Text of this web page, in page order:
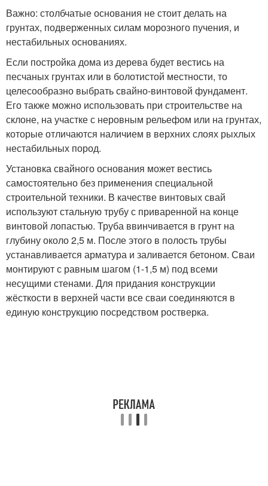
Важно: столбчатые основания не стоит делать на
грунтах, подверженных силам морозного пучения, и
нестабильных основаниях.
Если постройка дома из дерева будет вестись на
песчаных грунтах или в болотистой местности, то
целесообразно выбрать свайно-винтовой фундамент.
Его также можно использовать при строительстве на
склоне, на участке с неровным рельефом или на грунтах,
которые отличаются наличием в верхних слоях рыхлых
нестабильных пород.
Установка свайного основания может вестись
самостоятельно без применения специальной
строительной техники. В качестве винтовых свай
используют стальную трубу с приваренной на конце
винтовой лопастью. Труба ввинчивается в грунт на
глубину около 2,5 м. После этого в полость трубы
устанавливается арматура и заливается бетоном. Сваи
монтируют с равным шагом (1-1,5 м) под всеми
несущими стенами. Для придания конструкции
жёсткости в верхней части все сваи соединяются в
единую конструкцию посредством ростверка.